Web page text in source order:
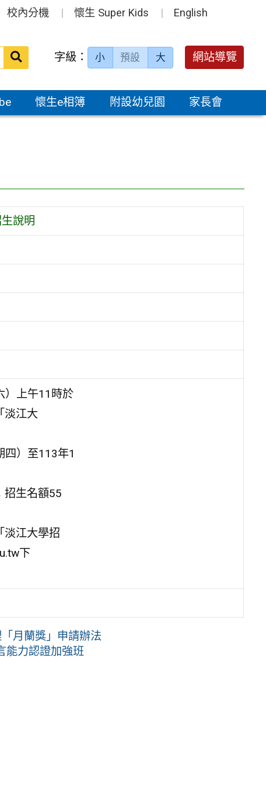
校內分機 懷生 Super Kids English
送出 字級： 小 預設 大 網站導覽
懷生e相簿 附設幼兒園 家長會
說明
）上午11時於
淡江大
四）至113年1
招生名額55
淡江大學招
下
月蘭獎」申請辦法
能力認證加強班